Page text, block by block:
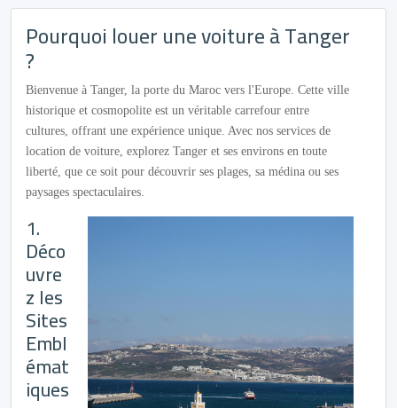
Pourquoi louer une voiture à Tanger
?
Bienvenue à Tanger, la porte du Maroc vers l'Europe. Cette ville
historique et cosmopolite est un véritable carrefour entre
cultures, offrant une expérience unique. Avec nos services de
location de voiture, explorez Tanger et ses environs en toute
liberté, que ce soit pour découvrir ses plages, sa médina ou ses
paysages spectaculaires.
1.
Déco
uvre
z les
Sites
Embl
émat
iques